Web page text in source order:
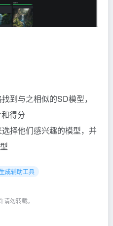
到与之相似的SD模型，
得分
择他们感兴趣的模型，并
成辅助工具
勿转载。